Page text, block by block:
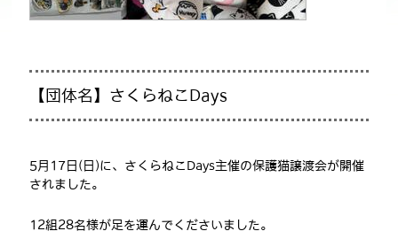
【団体名】さくらねこDays
5月17日(日)に、さくらねこDays主催の保護猫譲渡会が開催
されました。
12組28名様が足を運んでくださいました。